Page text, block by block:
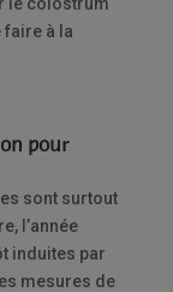
faire à la
pour
sont surtout
l’année
induites par
mesures de